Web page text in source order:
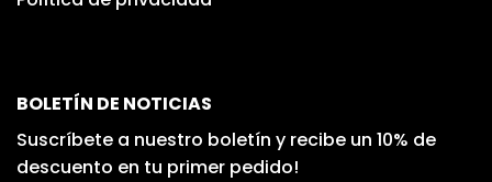
BOLETÍN DE NOTICIAS
Suscríbete a nuestro boletín y recibe un 10% de
descuento en tu primer pedido!